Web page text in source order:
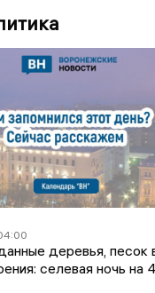
деревья, песок
селевая ночь на